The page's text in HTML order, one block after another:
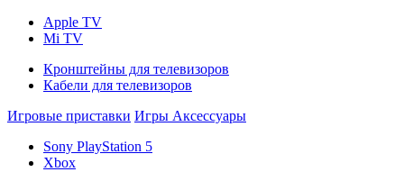
Apple TV
Mi TV
Кронштейны для телевизоров
Кабели для телевизоров
Игровые приставки Игры Аксессуары
Sony PlayStation 5
Xbox